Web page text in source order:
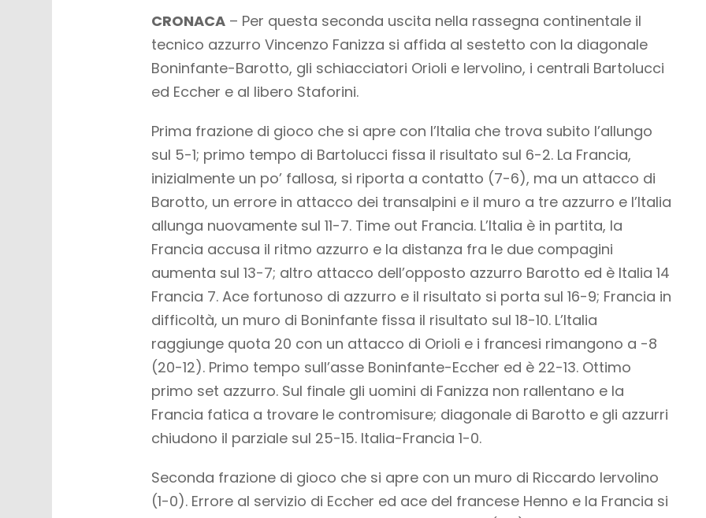
CRONACA – Per questa seconda uscita nella rassegna continentale il
tecnico azzurro Vincenzo Fanizza si affida al sestetto con la diagonale
Boninfante-Barotto, gli schiacciatori Orioli e Iervolino, i centrali Bartolucci
ed Eccher e al libero Staforini.
Prima frazione di gioco che si apre con l’Italia che trova subito l’allungo
sul 5-1; primo tempo di Bartolucci fissa il risultato sul 6-2. La Francia,
inizialmente un po’ fallosa, si riporta a contatto (7-6), ma un attacco di
Barotto, un errore in attacco dei transalpini e il muro a tre azzurro e l’Italia
allunga nuovamente sul 11-7. Time out Francia. L’Italia è in partita, la
Francia accusa il ritmo azzurro e la distanza fra le due compagini
aumenta sul 13-7; altro attacco dell’opposto azzurro Barotto ed è Italia 14
Francia 7. Ace fortunoso di azzurro e il risultato si porta sul 16-9; Francia in
difficoltà, un muro di Boninfante fissa il risultato sul 18-10. L’Italia
raggiunge quota 20 con un attacco di Orioli e i francesi rimangono a -8
(20-12). Primo tempo sull’asse Boninfante-Eccher ed è 22-13. Ottimo
primo set azzurro. Sul finale gli uomini di Fanizza non rallentano e la
Francia fatica a trovare le contromisure; diagonale di Barotto e gli azzurri
chiudono il parziale sul 25-15. Italia-Francia 1-0.
Seconda frazione di gioco che si apre con un muro di Riccardo Iervolino
(1-0). Errore al servizio di Eccher ed ace del francese Henno e la Francia si